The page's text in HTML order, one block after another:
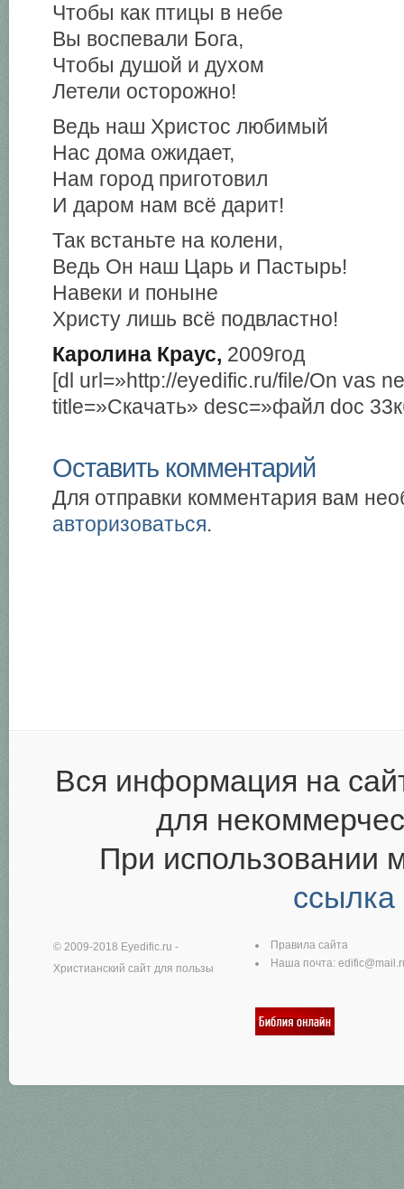
Чтобы как птицы в небе
Вы воспевали Бога,
Чтобы душой и духом
Летели осторожно!
Ведь наш Христос любимый
Нас дома ожидает,
Нам город приготовил
И даром нам всё дарит!
Так встаньте на колени,
Ведь Он наш Царь и Пастырь!
Навеки и поныне
Христу лишь всё подвластно!
Каролина Краус, 2009год
[dl url=»http://eyedific.ru/file/On vas
title=»Скачать» desc=»файл doc
Оставить комментарий
Для отправки комментария вам
авторизоваться.
Вся информация на
для
При использовании
ссылка
© 2009-2018 Eyedific.ru -
Христианский сайт для пользы
Правила сайта
Наша почта: